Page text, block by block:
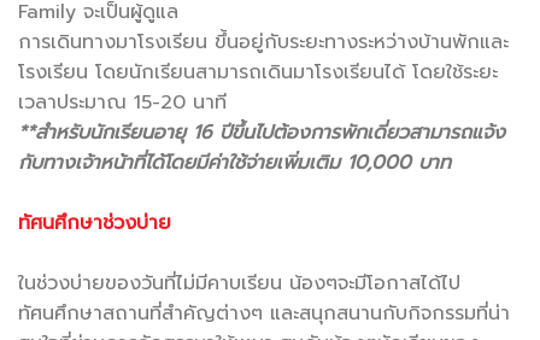
Family จะเป็นผู้ดูแล
การเดินทางมาโรงเรียน ขึ้นอยู่กับระยะทางระหว่างบ้านพักและ
โรงเรียน โดยนักเรียนสามารถเดินมาโรงเรียนได้ โดยใช้ระยะ
เวลาประมาณ 15-20 นาที
**สำหรับนักเรียนอายุ 16 ปีขึ้นไปต้องการพักเดี่ยวสามารถแจ้ง
กับทางเจ้าหน้าที่ได้โดยมีค่าใช้จ่ายเพิ่มเติม 10,000 บาท
ทัศนศึกษาช่วงบ่าย
ในช่วงบ่ายของวันที่ไม่มีคาบเรียน น้องๆจะมีโอกาสได้ไป
ทัศนศึกษาสถานที่สำคัญต่างๆ และสนุกสนานกับกิจกรรมที่น่า